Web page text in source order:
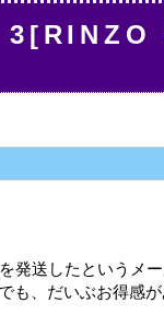
発送したというメー
も、だいぶお得感